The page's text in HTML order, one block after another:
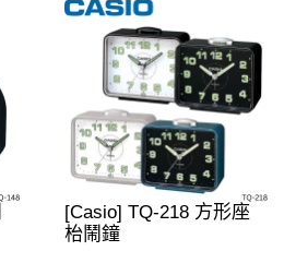
[Casio] TQ-218 方形座
枱鬧鐘